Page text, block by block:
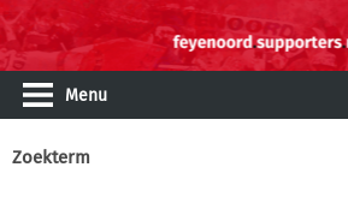
Menu
Zoekterm